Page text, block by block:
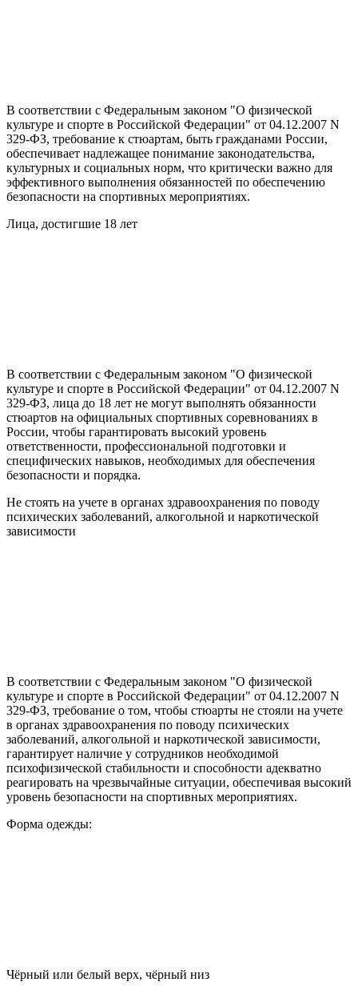
В соответствии с Федеральным законом "О физической
культуре и спорте в Российской Федерации" от 04.12.2007 N
329-ФЗ, требование к стюартам, быть гражданами России,
обеспечивает надлежащее понимание законодательства,
культурных и социальных норм, что критически важно для
эффективного выполнения обязанностей по обеспечению
безопасности на спортивных мероприятиях.
Лица, достигшие 18 лет
В соответствии с Федеральным законом "О физической
культуре и спорте в Российской Федерации" от 04.12.2007 N
329-ФЗ, лица до 18 лет не могут выполнять обязанности
стюартов на официальных спортивных соревнованиях в
России, чтобы гарантировать высокий уровень
ответственности, профессиональной подготовки и
специфических навыков, необходимых для обеспечения
безопасности и порядка.
Не стоять на учете в органах здравоохранения по поводу
психических заболеваний, алкогольной и наркотической
зависимости
В соответствии с Федеральным законом "О физической
культуре и спорте в Российской Федерации" от 04.12.2007 N
329-ФЗ, требование о том, чтобы стюарты не стояли на учете
в органах здравоохранения по поводу психических
заболеваний, алкогольной и наркотической зависимости,
гарантирует наличие у сотрудников необходимой
психофизической стабильности и способности адекватно
реагировать на чрезвычайные ситуации, обеспечивая высокий
уровень безопасности на спортивных мероприятиях.
Форма одежды:
Чёрный или белый верх, чёрный низ